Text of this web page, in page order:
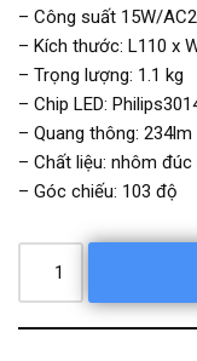
– Công suất 15W/
– Kích thước: L110 x
– Trọng lượng: 1.1 kg
– Chip LED:
– Quang thông: 234lm
– Chất liệu: nhôm
– Góc chiếu: 103 độ